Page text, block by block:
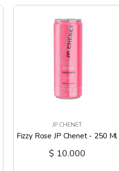
JP CHENET
Fizzy Rose JP Chenet - 250 Ml
$ 10.000